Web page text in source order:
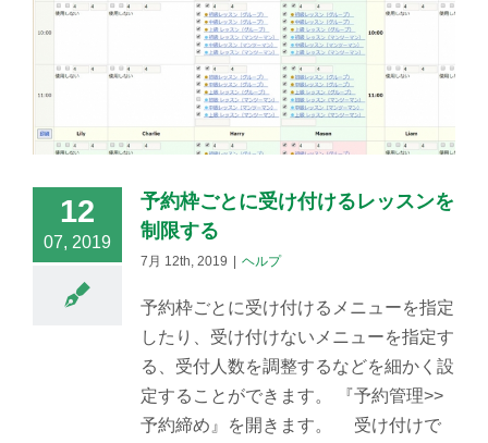
12
07, 2019
予約枠ごとに受け付けるレッスンを
制限する
7月 12th, 2019 ヘルプ
予約枠ごとに受け付けるメニューを指定
したり、受け付けないメニューを指定す
る、受付人数を調整するなどを細かく設
定することができます。 『予約管理>>
予約締め』を開きます。 受け付けで